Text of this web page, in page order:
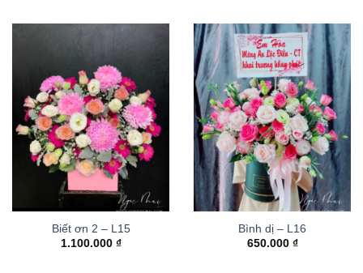
Biết ơn 2 – L15
1.100.000 ₫
Bình dị – L16
650.000 ₫